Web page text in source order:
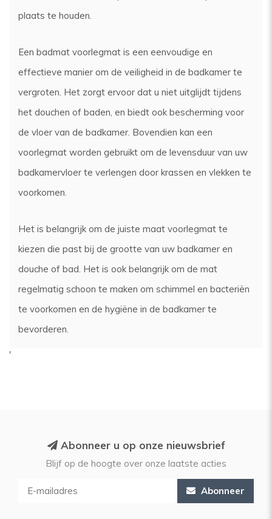
plaats te houden.
Een badmat voorlegmat is een eenvoudige en
effectieve manier om de veiligheid in de badkamer te
vergroten. Het zorgt ervoor dat u niet uitglijdt tijdens
het douchen of baden, en biedt ook bescherming voor
de vloer van de badkamer. Bovendien kan een
voorlegmat worden gebruikt om de levensduur van uw
badkamervloer te verlengen door krassen en vlekken te
voorkomen.
Het is belangrijk om de juiste maat voorlegmat te
kiezen die past bij de grootte van uw badkamer en
douche of bad. Het is ook belangrijk om de mat
regelmatig schoon te maken om schimmel en bacteriën
te voorkomen en de hygiëne in de badkamer te
bevorderen.
'
Abonneer u op onze nieuwsbrief
Blijf op de hoogte over onze laatste acties
Abonneer